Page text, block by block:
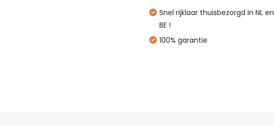
Snel rijklaar thuisbezorgd in NL en
BE !
100% garantie